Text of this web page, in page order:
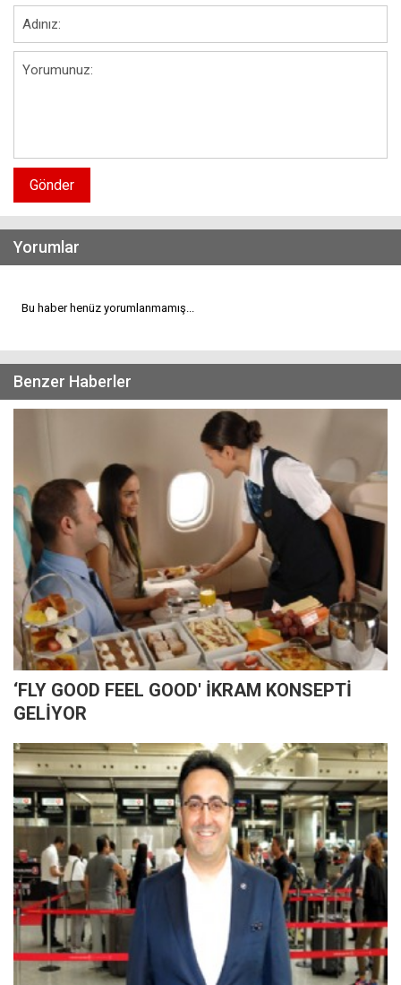
Gönder
Yorumlar
Bu haber henüz yorumlanmamış...
Benzer Haberler
‘FLY GOOD FEEL GOOD' İKRAM KONSEPTİ
GELİYOR